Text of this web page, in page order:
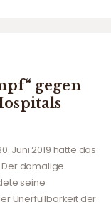
gegen
Juni 2019 hätte das
damalige
seine
Unerfüllbarkeit der